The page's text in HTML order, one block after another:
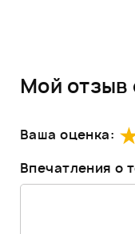
Мой отзыв
Ваша оценка:
Впечатления о